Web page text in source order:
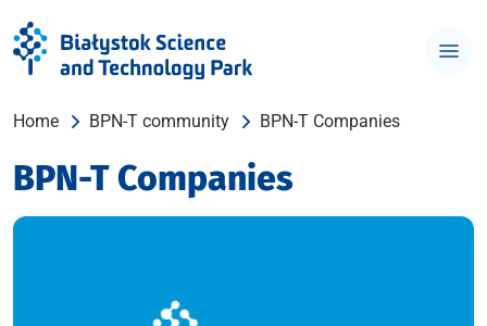
Home BPN-T community BPN-T Companies
BPN-T Companies